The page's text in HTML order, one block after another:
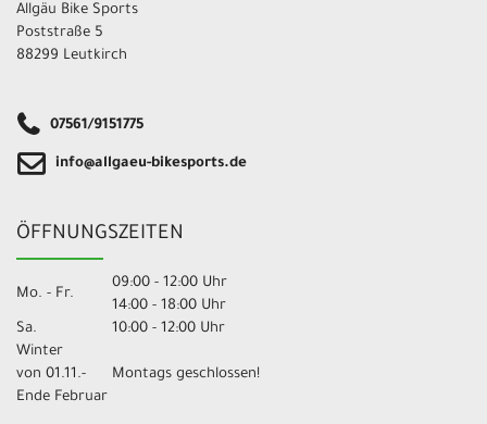
Allgäu Bike Sports
Poststraße 5
88299 Leutkirch
07561/9151775
info@allgaeu-bikesports.de
ÖFFNUNGSZEITEN
Mo. - Fr.
09:00 - 12:00 Uhr
14:00 - 18:00 Uhr
Sa.
10:00 - 12:00 Uhr
Winter
von 01.11.-
Ende Februar
Montags geschlossen!